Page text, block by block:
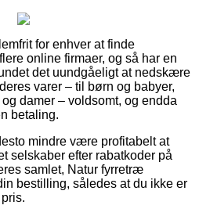
for enhver at finde
online firmaer, og så har en
det uundgåeligt at nedskære
varer – til børn og babyer,
damer – voldsomt, og endda
betaling.
mindre være profitabelt at
selskaber efter rabatkoder på
samlet, Natur fyrretræ
bestilling, således at du ikke er